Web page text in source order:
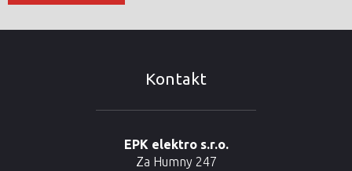
Kontakt
EPK elektro s.r.o.
Za Humny 247